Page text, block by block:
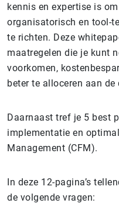
kennis en expertise is
organisatorisch en tool-
te richten. Deze
maatregelen die je kunt
voorkomen,
beter te alloceren aan
Daarnaast tref je 5 best
implementatie en
Management (CFM).
In deze 12-pagina’s
de volgende vragen: